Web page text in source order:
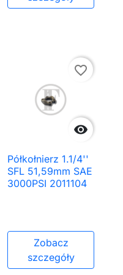

favorite_border
Półkołnierz 1.1/4''
SFL 51,59mm SAE
3000PSI 2011104
Zobacz
szczegóły